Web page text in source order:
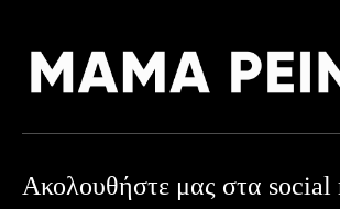
Ακολουθήστε μας στα social